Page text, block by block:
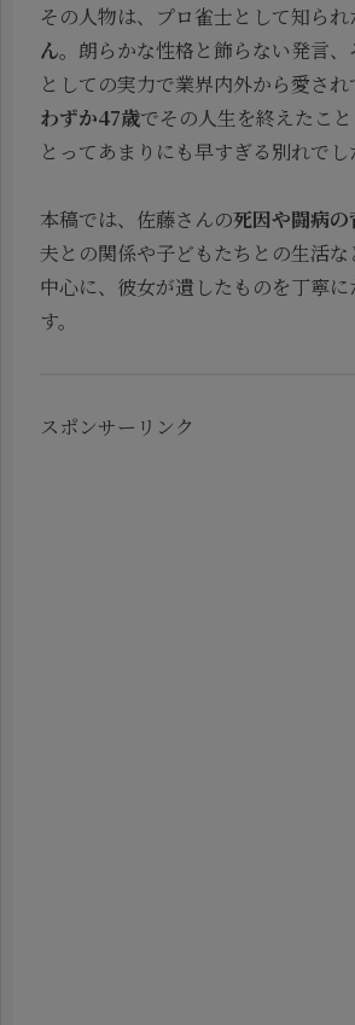
その人物は、プロ雀士として知られ
ん。朗らかな性格と飾らない発言
としての実力で業界内外から愛され
わずか47歳でその人生を終えたこ
とってあまりにも早すぎる別れでし
本稿では、佐藤さんの死因や闘病の
夫との関係や子どもたちとの生活な
中心に、彼女が遺したものを丁寧に
す。
スポンサーリンク